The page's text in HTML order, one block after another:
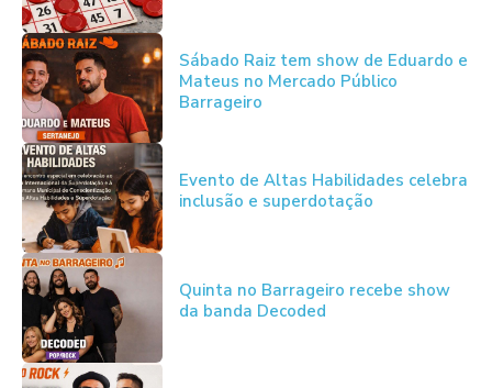
Sábado Raiz tem show de Eduardo e
Mateus no Mercado Público
Barrageiro
Evento de Altas Habilidades celebra
inclusão e superdotação
Quinta no Barrageiro recebe show
da banda Decoded